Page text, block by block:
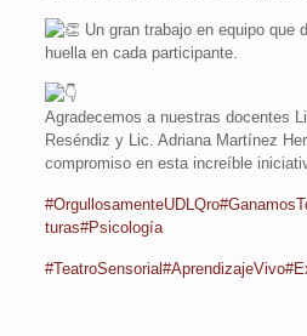
Un gran trabajo en equipo que
huella en cada participante.
Agradecemos a nuestras docentes
Reséndiz y Lic. Adriana Martínez
compromiso en esta increíble
#OrgullosamenteUDLQro
turas#Psicología
#TeatroSensorial#AprendizajeVivo